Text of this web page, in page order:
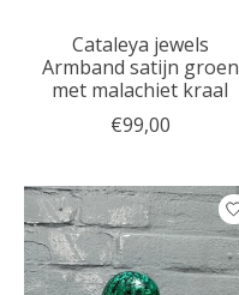
Cataleya jewels
Armband satijn groen
met malachiet kraal
€99,00